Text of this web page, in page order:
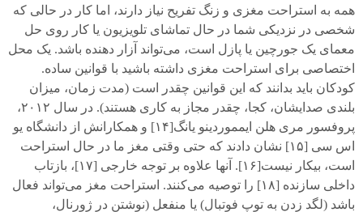
همه به استراحت مغزی و زنگ تفریح نیاز دارند، اما کار در حالی که
شخصی در نزدیکی شما در حال تماشای تلویزیون یا کار روی حل
معمای یک جورچین یا پازل است، می‌تواند آزار دهنده باشد. یک محل
اختصاصی برای استراحت مغزی داشته باشید با قوانین ساده.
کودکان باید بدانند که این قوانین چقدر است (مدت زمان، میزان
بلندی صدایشان، کجا، چقدر مجاز به کاری هستند). در سال ۲۰۱۲،
پروفسور مری هلن ایمموردینو یانگ[۱۴]
و همکارانش از دانشگاه یو
اس سی [۱۵]
نشان دادند که حتی وقتی مغز ما در حال استراحت
است، بیکار نیست[۱۶]. آنها علاوه بر توجه خارجی [۱۷] ، بازتاب
داخلی سازنده [۱۸]
را توصیه می‌کنند. استراحت مغز می‌تواند فعال
باشد (لگد زدن به توپ فوتبال) یا منفعل (نوشتن در ژورنال،